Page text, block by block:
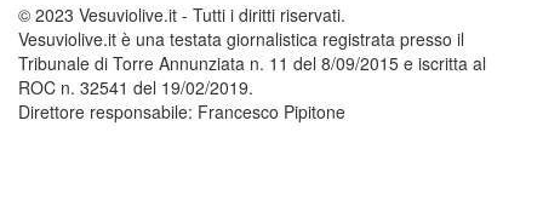
© 2023 Vesuviolive.it - Tutti i diritti riservati.
Vesuviolive.it è una testata giornalistica registrata presso il
Tribunale di Torre Annunziata n. 11 del 8/09/2015 e iscritta al
ROC n. 32541 del 19/02/2019.
Direttore responsabile: Francesco Pipitone